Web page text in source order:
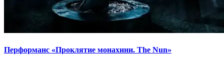
Перформанс «Проклятие монахини. The Nun»